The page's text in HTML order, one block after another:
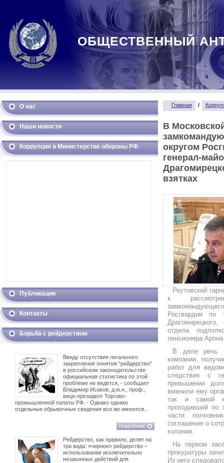
ОБЩЕСТВЕННЫЙ
О нас
Наши новости
Коррупция в Министерстве обороны РФ
Публикации
Контакты
Борьба с рейдерством
Ввиду отсутствия легального
закрепления понятия “рейдерство”
в российском законодательстве
официальная статистика по этой
проблеме не ведется, - сообщает
Владимир Исаков, д.ю.н., проф.,
вице-президент Торгово-
промышленной палаты РФ. - Однако однако
отдельные обрывочные сведения все же имеются...
Рейдерство, как правило, делят на
три вида: «черное» рейдерство –
использование исключительно
незаконных действий для
Главная /
В
округом
генерал-
взятках
Реутовский
к
Росгвардии по
отдела
пенсионера
В деле речь
компании,
работ для
следствия с
превышении
вменили ему
так и самой
проходивший по
части
соглашение о
колонии.
На первом
прокуратуры
Из него